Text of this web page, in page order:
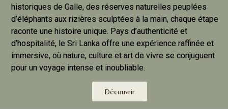
historiques de Galle, des réserves naturelles peuplées
d’éléphants aux rizières sculptées à la main, chaque étape
raconte une histoire unique. Pays d’authenticité et
d’hospitalité, le Sri Lanka offre une expérience raffinée et
immersive, où nature, culture et art de vivre se conjuguent
pour un voyage intense et inoubliable.
Découvrir